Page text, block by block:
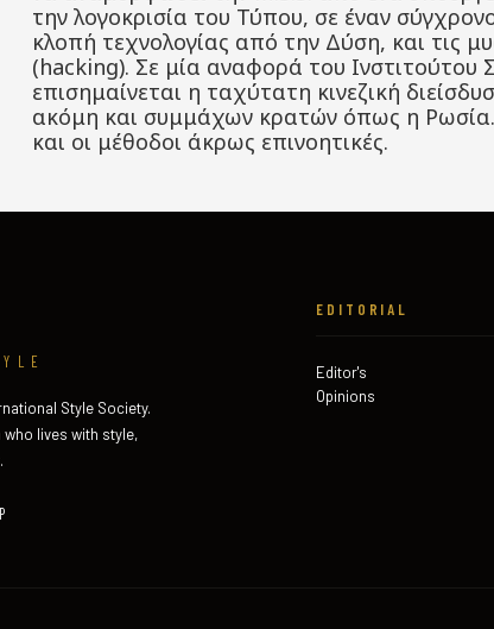
την λογοκρισία του Τύπου, σε έναν
κλοπή τεχνολογίας από την Δύση, και τις
(hacking). Σε μία αναφορά του
επισημαίνεται η ταχύτατη κινεζική
ακόμη και συμμάχων κρατών όπως η Ρωσία.
και οι μέθοδοι άκρως επινοητικές.
Style Society.
lives with style,
EDITORIAL
Editor's
Opinions